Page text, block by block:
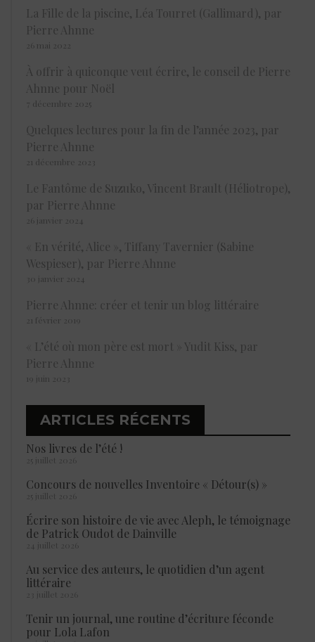
La Fille de la piscine, Léa Tourret (Gallimard), par
Pierre Ahnne
26 mai 2022
À offrir à quiconque veut écrire, le conseil de Pierre
Ahnne pour Noël
7 décembre 2025
Quelques lectures pour la fin de l’année 2023, par
Pierre Ahnne
21 décembre 2023
Le Fantôme de Suzuko, Vincent Brault (Héliotrope),
par Pierre Ahnne
26 janvier 2024
« En vérité, Alice », Tiffany Tavernier (Sabine
Wespieser), par Pierre Ahnne
30 janvier 2024
Pierre Ahnne: créer et tenir un blog littéraire
21 février 2019
« L’été où mon père est mort » Yudit Kiss, par
Pierre Ahnne
19 juin 2023
ARTICLES RÉCENTS
Nos livres de l’été !
25 juillet 2026
Concours de nouvelles Inventoire « Détour(s) »
25 juillet 2026
Écrire son histoire de vie avec Aleph, le témoignage
de Patrick Oudot de Dainville
24 juillet 2026
Au service des auteurs, le quotidien d’un agent
littéraire
23 juillet 2026
Tenir un journal, une routine d’écriture féconde
pour Lola Lafon